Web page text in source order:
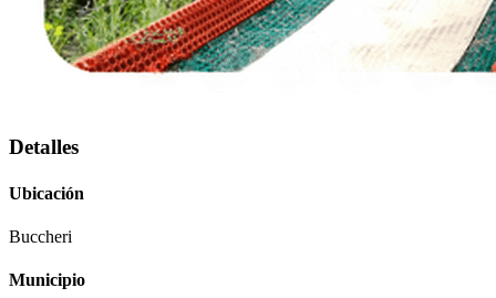
Detalles
Ubicación
Buccheri
Municipio